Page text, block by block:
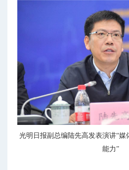
光明日报副总编陆先高发表演讲“媒
能力”